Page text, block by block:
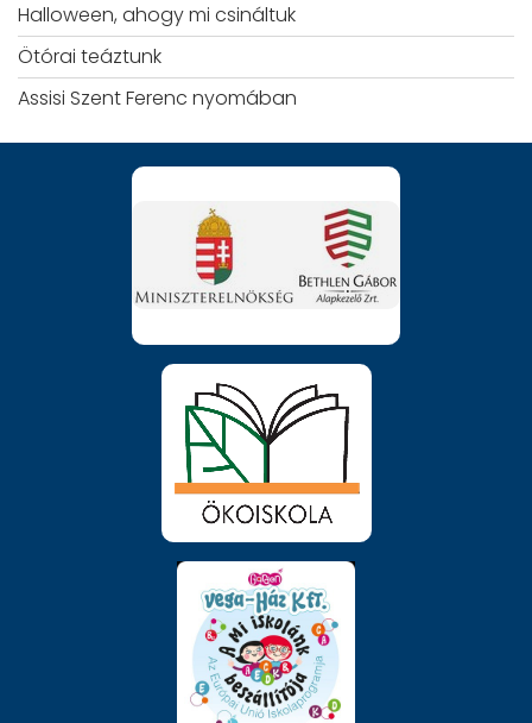
Halloween, ahogy mi csináltuk
Ötórai teáztunk
Assisi Szent Ferenc nyomában